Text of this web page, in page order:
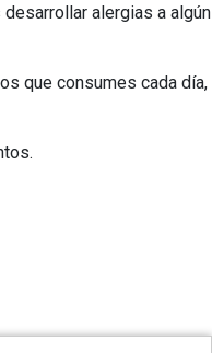
alergias a algún
que consumes cada día,